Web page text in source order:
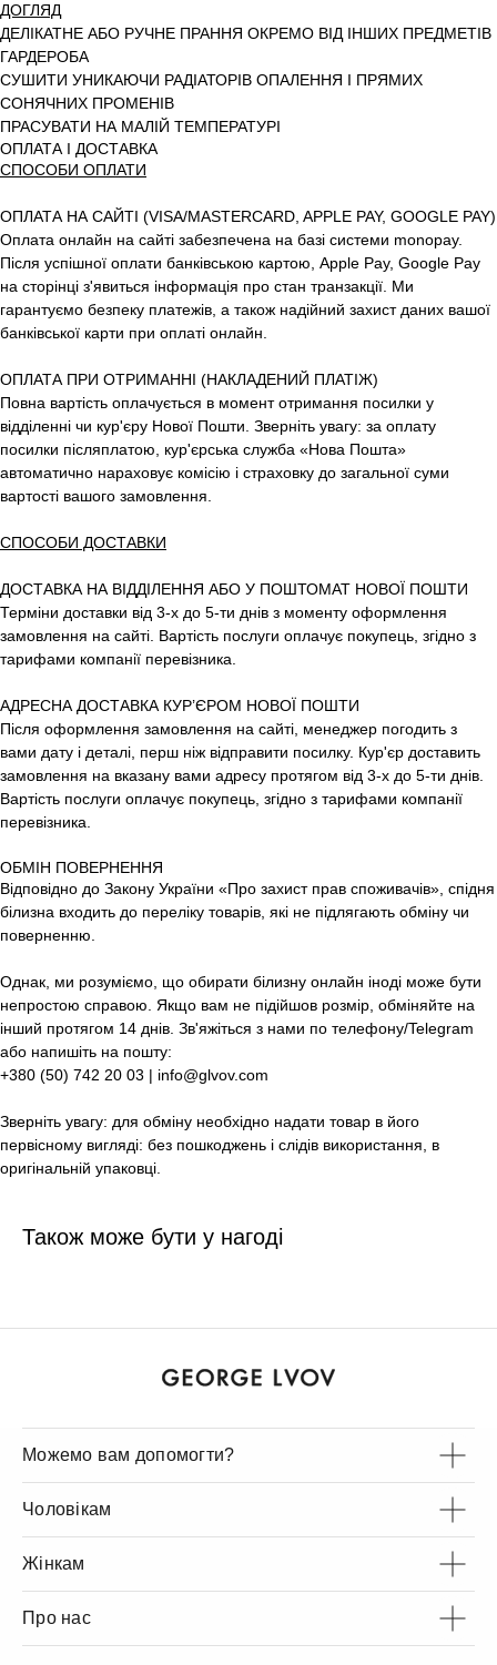
ДОГЛЯД
ДЕЛІКАТНЕ АБО РУЧНЕ ПРАННЯ ОКРЕМО ВІД ІНШИХ ПРЕДМЕТІВ
ГАРДЕРОБА
СУШИТИ УНИКАЮЧИ РАДІАТОРІВ ОПАЛЕННЯ І ПРЯМИХ
СОНЯЧНИХ ПРОМЕНІВ
ПРАСУВАТИ НА МАЛІЙ ТЕМПЕРАТУРІ
ОПЛАТА І ДОСТАВКА
СПОСОБИ ОПЛАТИ
ОПЛАТА НА САЙТІ (VISA/MASTERCARD, APPLE PAY, GOOGLE PAY)
Оплата онлайн на сайті забезпечена на базі системи monopay.
Після успішної оплати банківською картою, Apple Pay, Google Pay
на сторінці з'явиться інформація про стан транзакції. Ми
гарантуємо безпеку платежів, а також надійний захист даних вашої
банківської карти при оплаті онлайн.
ОПЛАТА ПРИ ОТРИМАННІ (НАКЛАДЕНИЙ ПЛАТІЖ)
Повна вартість оплачується в момент отримання посилки у
відділенні чи кур'єру Нової Пошти. Зверніть увагу: за оплату
посилки післяплатою, кур'єрська служба «Нова Пошта»
автоматично нараховує комісію і страховку до загальної суми
вартості вашого замовлення.
СПОСОБИ ДОСТАВКИ
ДОСТАВКА НА ВІДДІЛЕННЯ АБО У ПОШТОМАТ НОВОЇ ПОШТИ
Терміни доставки від 3-х до 5-ти днів з моменту оформлення
замовлення на сайті. Вартість послуги оплачує покупець, згідно з
тарифами компанії перевізника.
АДРЕСНА ДОСТАВКА КУР’ЄРОМ НОВОЇ ПОШТИ
Після оформлення замовлення на сайті, менеджер погодить з
вами дату і деталі, перш ніж відправити посилку. Кур'єр доставить
замовлення на вказану вами адресу протягом від 3-х до 5-ти днів.
Вартість послуги оплачує покупець, згідно з тарифами компанії
перевізника.
ОБМІН ПОВЕРНЕННЯ
Відповідно до Закону України «Про захист прав споживачів», спідня
білизна входить до переліку товарів, які не підлягають обміну чи
поверненню.
Однак, ми розуміємо, що обирати білизну онлайн іноді може бути
непростою справою. Якщо вам не підійшов розмір, обміняйте на
інший протягом 14 днів. Зв'яжіться з нами по телефону/Telegram
або напишіть на пошту:
+380 (50) 742 20 03 | info@glvov.com
Зверніть увагу: для обміну необхідно надати товар в його
первісному вигляді: без пошкоджень і слідів використання, в
оригінальній упаковці.
Також може бути у нагоді
Можемо вам допомогти?
Чоловікам
Жінкам
Про нас